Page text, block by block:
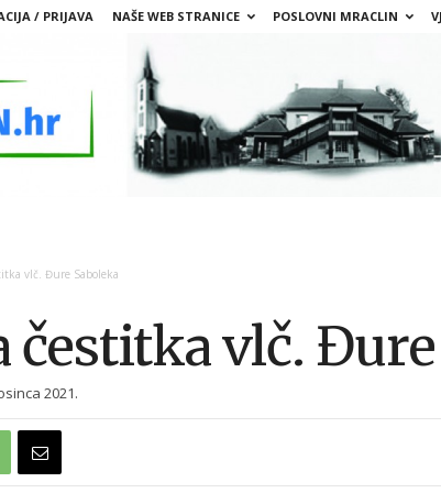
/ PRIJAVA NAŠE WEB STRANICE POSLOVNI MRACLIN
vlč. Đure Saboleka
čestitka vlč.
2021.